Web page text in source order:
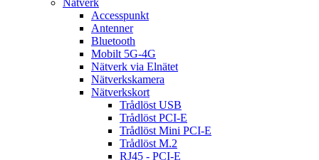
Nätverk
Accesspunkt
Antenner
Bluetooth
Mobilt 5G-4G
Nätverk via Elnätet
Nätverkskamera
Nätverkskort
Trådlöst USB
Trådlöst PCI-E
Trådlöst Mini PCI-E
Trådlöst M.2
RJ45 - PCI-E